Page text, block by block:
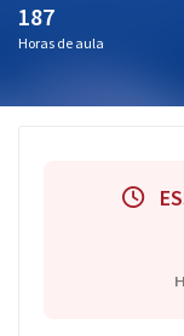
Conteúdo gratuito
Atendimento
187
Horas de aula